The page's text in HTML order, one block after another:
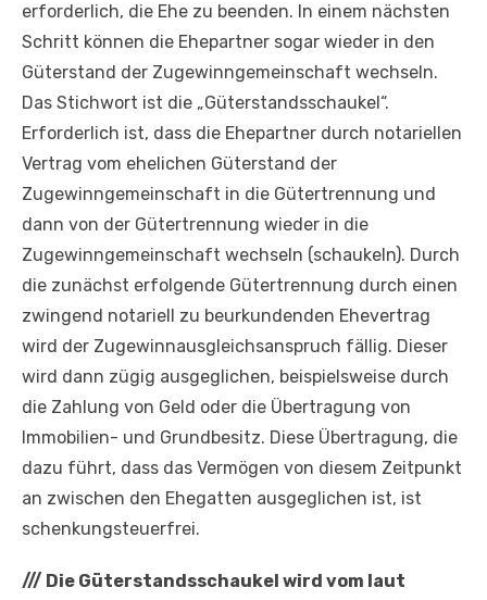
erforderlich, die Ehe zu beenden. In einem nächsten
Schritt können die Ehepartner sogar wieder in den
Güterstand der Zugewinngemeinschaft wechseln.
Das Stichwort ist die „Güterstandsschaukel“.
Erforderlich ist, dass die Ehepartner durch notariellen
Vertrag vom ehelichen Güterstand der
Zugewinngemeinschaft in die Gütertrennung und
dann von der Gütertrennung wieder in die
Zugewinngemeinschaft wechseln (schaukeln). Durch
die zunächst erfolgende Gütertrennung durch einen
zwingend notariell zu beurkundenden Ehevertrag
wird der Zugewinnausgleichsanspruch fällig. Dieser
wird dann zügig ausgeglichen, beispielsweise durch
die Zahlung von Geld oder die Übertragung von
Immobilien- und Grundbesitz. Diese Übertragung, die
dazu führt, dass das Vermögen von diesem Zeitpunkt
an zwischen den Ehegatten ausgeglichen ist, ist
schenkungsteuerfrei.
/// Die Güterstandsschaukel wird vom laut